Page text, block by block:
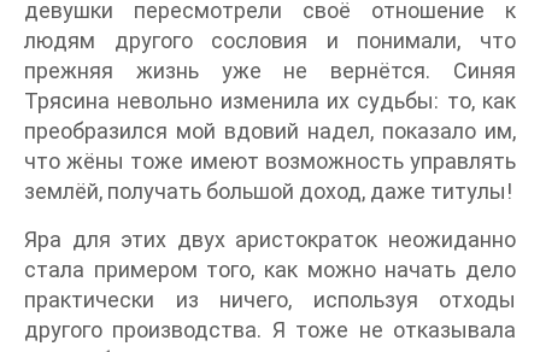
девушки пересмотрели своё отношение к
людям другого сословия и понимали, что
прежняя жизнь уже не вернётся. Синяя
Трясина невольно изменила их судьбы: то, как
преобразился мой вдовий надел, показало им,
что жёны тоже имеют возможность управлять
землёй, получать большой доход, даже титулы!
Яра для этих двух аристократок неожиданно
стала примером того, как можно начать дело
практически из ничего, используя отходы
другого производства. Я тоже не отказывала